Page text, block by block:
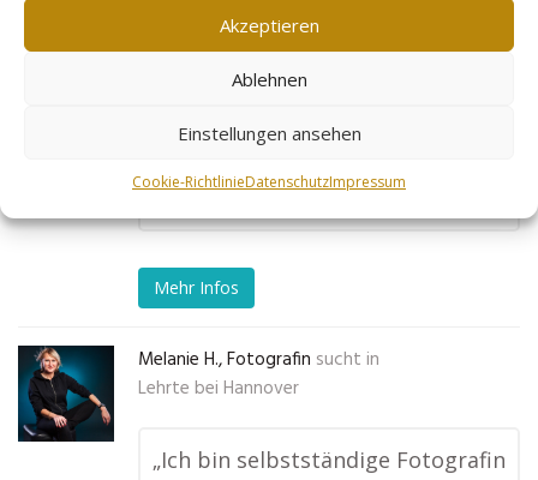
Akzeptieren
Ablehnen
Einstellungen ansehen
Cookie-RichtlinieDatenschutzImpressum
ganz vorne angezeigt werde. Mein
Kundenstamm hat sich in
wenigen Monaten enorm
vergrößert, und ich kann
No tags for this post.
Mehr Infos
Melanie H., Fotografin sucht in
Lehrte bei Hannover
„Ich bin selbstständige Fotografin